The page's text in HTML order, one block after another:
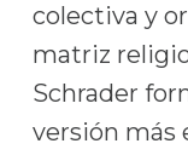
colectiva y
matriz
Schrader
versión más